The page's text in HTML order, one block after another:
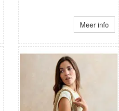
Meer info